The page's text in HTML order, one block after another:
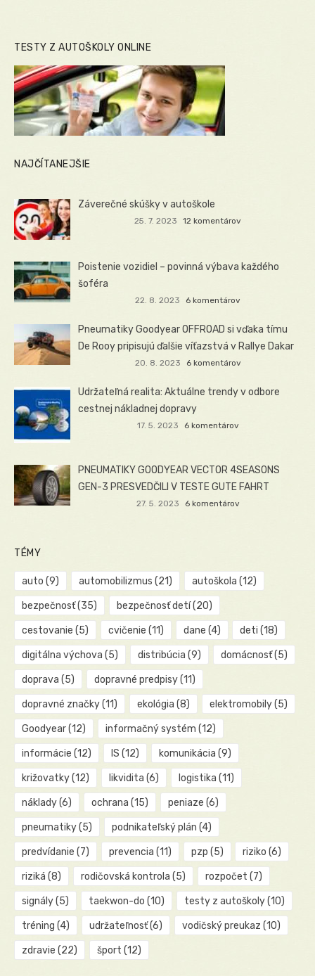
TESTY Z AUTOŠKOLY ONLINE
NAJČÍTANEJŠIE
Záverečné skúšky v autoškole
25. 7. 2023 12 komentárov
Poistenie vozidiel – povinná výbava každého
šoféra
22. 8. 2023 6 komentárov
Pneumatiky Goodyear OFFROAD si vďaka tímu
De Rooy pripisujú ďalšie víťazstvá v Rallye Dakar
20. 8. 2023 6 komentárov
Udržateľná realita: Aktuálne trendy v odbore
cestnej nákladnej dopravy
17. 5. 2023 6 komentárov
PNEUMATIKY GOODYEAR VECTOR 4SEASONS
GEN-3 PRESVEDČILI V TESTE GUTE FAHRT
27. 5. 2023 6 komentárov
TÉMY
auto (9) automobilizmus (21) autoškola (12)
bezpečnosť(35) bezpečnosť detí(20)
cestovanie (5) cvičenie (11) dane (4) deti (18)
digitálna výchova (5) distribúcia (9) domácnosť(5)
doprava (5) dopravné predpisy(11)
dopravné značky(11) ekológia (8) elektromobily(5)
Goodyear(12) informačný systém (12)
informácie (12) IS (12) komunikácia (9)
križovatky(12) likvidita (6) logistika (11)
náklady(6) ochrana (15) peniaze (6)
pneumatiky(5) podnikateľský plán (4)
predvídanie (7) prevencia (11) pzp (5) riziko (6)
riziká (8) rodičovská kontrola (5) rozpočet (7)
signály(5) taekwon-do (10) testy z autoškoly(10)
tréning (4) udržateľnosť(6) vodičský preukaz (10)
zdravie (22) šport (12)